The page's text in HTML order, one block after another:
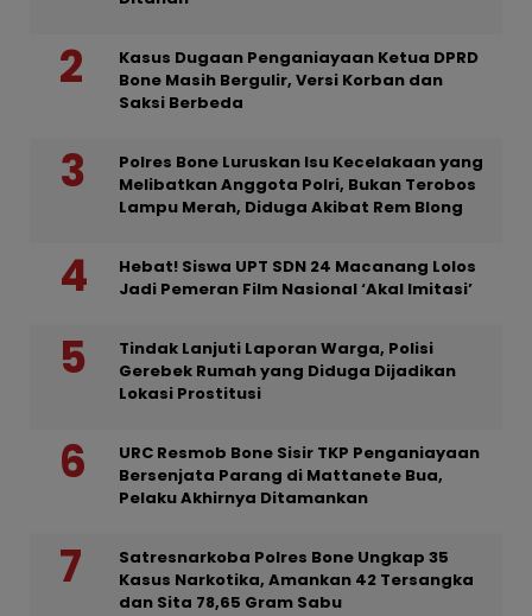
Kasus Dugaan Penganiayaan Ketua DPRD
Bone Masih Bergulir, Versi Korban dan
Saksi Berbeda
Polres Bone Luruskan Isu Kecelakaan yang
Melibatkan Anggota Polri, Bukan Terobos
Lampu Merah, Diduga Akibat Rem Blong
Hebat! Siswa UPT SDN 24 Macanang Lolos
Jadi Pemeran Film Nasional ‘Akal Imitasi’
Tindak Lanjuti Laporan Warga, Polisi
Gerebek Rumah yang Diduga Dijadikan
Lokasi Prostitusi
URC Resmob Bone Sisir TKP Penganiayaan
Bersenjata Parang di Mattanete Bua,
Pelaku Akhirnya Ditamankan
Satresnarkoba Polres Bone Ungkap 35
Kasus Narkotika, Amankan 42 Tersangka
dan Sita 78,65 Gram Sabu